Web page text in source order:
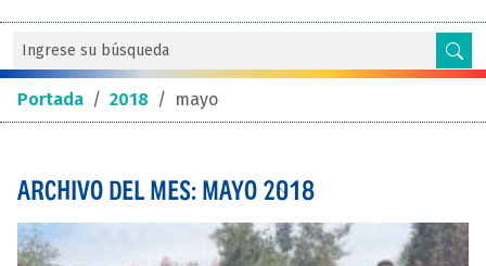
Portada / 2018 / mayo
ARCHIVO DEL MES: MAYO 2018